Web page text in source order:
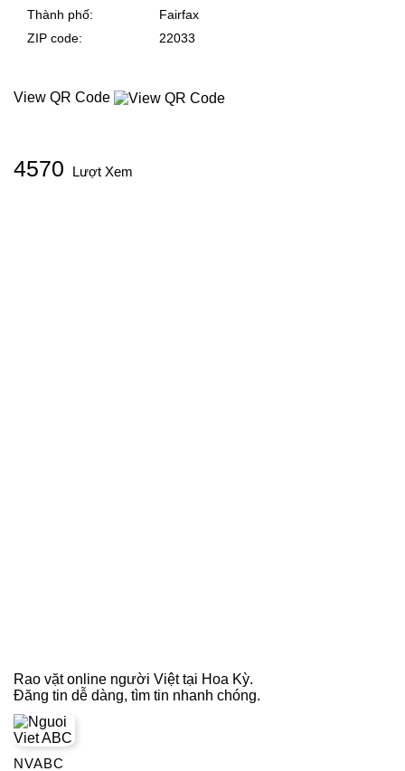
Thành phố
Fairfax
ZIP code
22033
View QR Code
4570 Lượt Xem
Rao vặt online người Việt tại Hoa Kỳ.
Đăng tin dễ dàng, tìm tin nhanh chóng.
NVABC